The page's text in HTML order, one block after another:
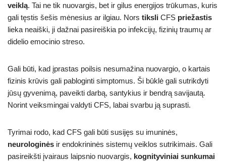
veiklą. Tai ne tik nuovargis, bet ir gilus energijos trūkumas, kuris
gali tęstis šešis mėnesius ar ilgiau. Nors tiksli CFS priežastis
lieka neaiški, ji dažnai pasireiškia po infekcijų, fizinių traumų ar
didelio emocinio streso.
Gali būti, kad įprastas poilsis nesumažina nuovargio, o kartais
fizinis krūvis gali pabloginti simptomus. Ši būklė gali sutrikdyti
jūsų gyvenimą, paveikti darbą, santykius ir bendrą savijautą.
Norint veiksmingai valdyti CFS, labai svarbu ją suprasti.
Tyrimai rodo, kad CFS gali būti susijęs su imuninės,
neurologinės ir endokrininės sistemų veiklos sutrikimais. Gali
pasireikšti įvairaus laipsnio nuovargis, kognityviniai sunkumai